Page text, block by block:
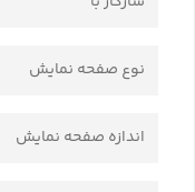
نوع صفحه نمایش
اندازه صفحه نمایش